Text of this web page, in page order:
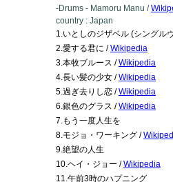
-Drums - Mamoru Manu /
country : Japan
1.いとしのジザベル (シングル
2.愛する君に /Wikipedia
3.本牧ブルース /Wikipedia
4.長い髪の少女 /Wikipedia
5.過ぎ去りし恋 /Wikipedia
6.銀色のグラス /Wikipedia
7.もう一度人生を
8.モジョ・ワーキング /
9.絶望の人生
10.ヘイ・ジョー /Wikipedia
11.午前3時のハプニング